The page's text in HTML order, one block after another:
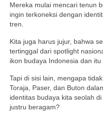
Mereka mulai mencari tenun
ingin terkoneksi dengan
tren.
Kita juga harus jujur, bahwa
tertinggal dari spotlight
ikon budaya Indonesia dan itu
Tapi di sisi lain, mengapa
Toraja, Paser, dan Buton
identitas budaya kita seolah
justru beragam?